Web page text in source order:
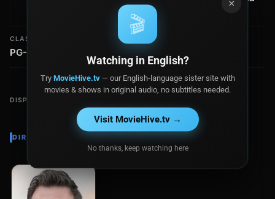
Productions
CLASIFICACIÓN
PG-13
RECAUDACIÓN
$4.3 millones
DISPONIBLE EN
DIRECTOR
×
🎬
Watching in English?
Try MovieHive.tv— our English-language sister site with
movies & shows in original audio, no subtitles needed.
Visit MovieHive.tv →
No thanks, keep watching here